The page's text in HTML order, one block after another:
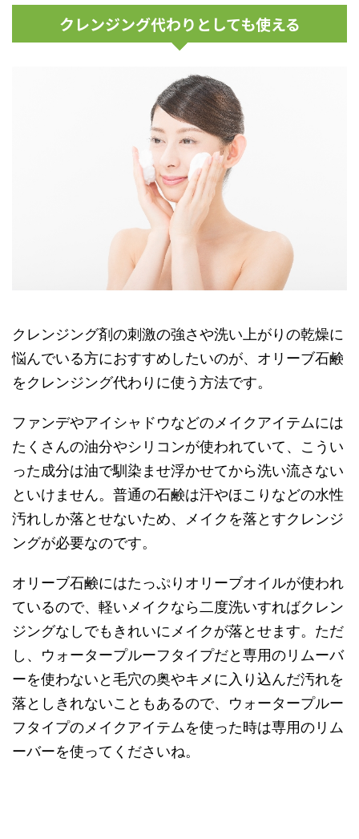
クレンジング代わりとしても使える
クレンジング剤の刺激の強さや洗い上がりの乾燥に
悩んでいる方におすすめしたいのが、オリーブ石鹸
をクレンジング代わりに使う方法です。
ファンデやアイシャドウなどのメイクアイテムには
たくさんの油分やシリコンが使われていて、こうい
った成分は油で馴染ませ浮かせてから洗い流さない
といけません。普通の石鹸は汗やほこりなどの水性
汚れしか落とせないため、メイクを落とすクレンジ
ングが必要なのです。
オリーブ石鹸にはたっぷりオリーブオイルが使われ
ているので、軽いメイクなら二度洗いすればクレン
ジングなしでもきれいにメイクが落とせます。ただ
し、ウォータープルーフタイプだと専用のリムーバ
ーを使わないと毛穴の奥やキメに入り込んだ汚れを
落としきれないこともあるので、ウォータープルー
フタイプのメイクアイテムを使った時は専用のリム
ーバーを使ってくださいね。